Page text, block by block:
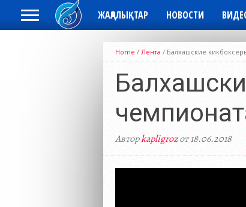
ЖАҢАЛЫҚТАР НОВОСТИ
Home / Лента / Балхашские
Авторkapligrozот 18.06.2018